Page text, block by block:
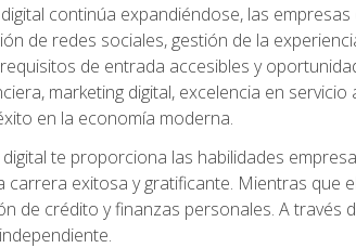
continúa expandiéndose, las
de redes sociales, gestión de la
de entrada accesibles y
marketing digital, excelencia en
en la economía moderna.
te proporciona las habilidades
carrera exitosa y gratificante. Mientras
de crédito y finanzas personales. A